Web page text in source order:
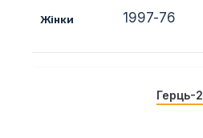
Жінки 1997-76
Герць-2